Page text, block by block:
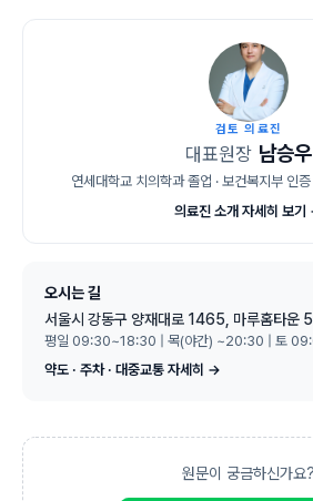
검토 의료진
대표원장 남승우
연세대학교 치의학과 졸업 · 보건복지부 인
의료진 소개 자세히 보
오시는 길
서울시 강동구 양재대로 1465, 마루홈타운
평일 09:30~18:30 | 목(야간) ~20:30 | 토
약도 · 주차 · 대중교통 자세히 →
원문이 궁금하신가요?